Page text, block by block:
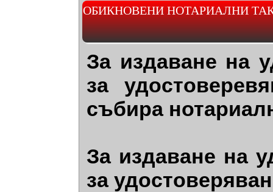
ОБИКНОВЕНИ НОТАРИАЛНИ
За издаване на
за
събира
За издаване на
за